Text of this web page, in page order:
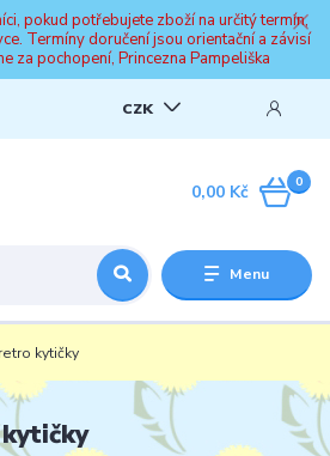
pokud potřebujete zboží na určitý termín,
Termíny doručení jsou orientační a závisí
za pochopení, Princezna Pampeliška
Menu
CZK
0
0,00 Kč
kytičky